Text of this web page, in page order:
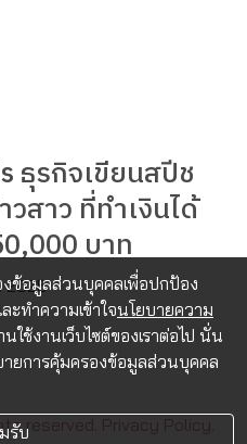
ธุรกิจเขียนสปีช
สาว ที่ทำเงินได้
บาท
2025
reserved. Privacy Policy.
งข้อมูลส่วนบุคคลเพื่อปกป้อง
ทำความเข้าใจนโยบายความ
ใช้งานเว็บไซต์ของเราต่อไป นั่น
ยการคุ้มครองข้อมูลส่วนบุคคล
รับ